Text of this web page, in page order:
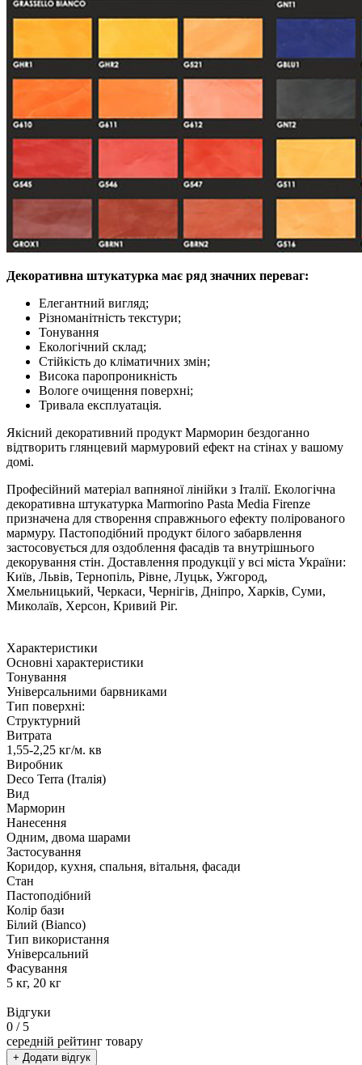
Декоративна штукатурка має ряд значних переваг:
Елегантний вигляд;
Різноманітність текстури;
Тонування
Екологічний склад;
Стійкість до кліматичних змін;
Висока паропроникність
Вологе очищення поверхні;
Тривала експлуатація.
Якісний декоративний продукт Марморин бездоганно
відтворить глянцевий мармуровий ефект на стінах у вашому
домі.
Професійний матеріал вапняної лінійки з Італії. Екологічна
декоративна штукатурка Marmorino Pasta Media Firenze
призначена для створення справжнього ефекту полірованого
мармуру. Пастоподібний продукт білого забарвлення
застосовується для оздоблення фасадів та внутрішнього
декорування стін. Доставлення продукції у всі міста України:
Київ, Львів, Тернопіль, Рівне, Луцьк, Ужгород,
Хмельницький, Черкаси, Чернігів, Дніпро, Харків, Суми,
Миколаїв, Херсон, Кривий Ріг.
Характеристики
Основні характеристики
Тонування
Універсальними барвниками
Тип поверхні:
Структурний
Витрата
1,55-2,25 кг/м. кв
Виробник
Deco Terra (Італія)
Вид
Марморин
Нанесення
Одним, двома шарами
Застосування
Коридор, кухня, спальня, вітальня, фасади
Стан
Пастоподібний
Колір бази
Білий (Bianco)
Тип використання
Універсальний
Фасування
5 кг, 20 кг
Відгуки
0 / 5
середній рейтинг товару
+ Додати відгук